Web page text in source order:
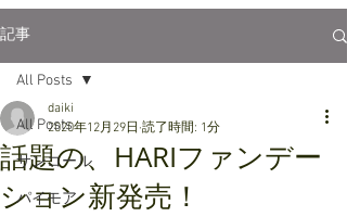
記事
All Posts
サンコール
パイモア
All Posts
話題の、HARIファンデー
ション新発売！
daiki
2020年12月29日 読了時間: 1分